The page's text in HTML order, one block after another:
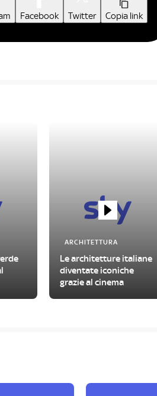
Facebook Twitter Copia link
ARCHITETTURA
Le architetture italiane
diventate iconiche
grazie al cinema